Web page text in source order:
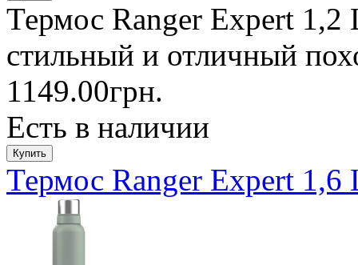
Термос Ranger Expert
стильный и отличный
1149.00грн.
Есть в наличии
Термос Ranger Expert 1,6